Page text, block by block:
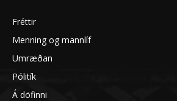
Fréttir
Menning og mannlíf
Umræðan
Pólitík
Á döfinni